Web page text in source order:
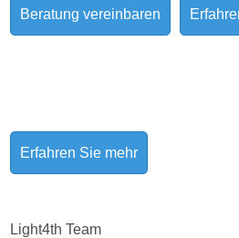
Beratung vereinbaren
Erfahren Sie mehr
Light4th Team